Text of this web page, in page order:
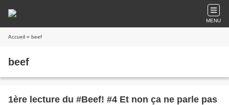
MENU
Accueil » beef
beef
1ère lecture du #Beef! #4 Et non ça ne parle pas